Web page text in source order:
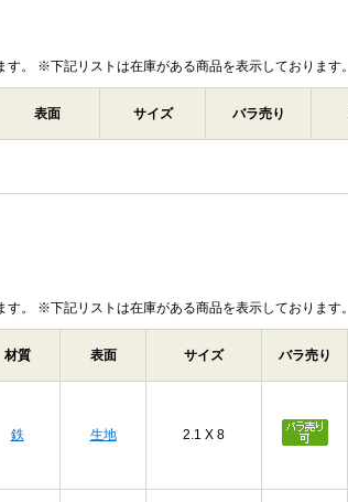
。 ※下記リストは在庫がある商品を表示しております。
表面 サイズ バラ売り
。 ※下記リストは在庫がある商品を表示しております。
材質 表面 サイズ バラ売り
鉄 生地 2.1 X 8